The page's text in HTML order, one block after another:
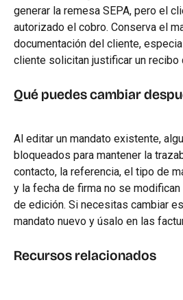
generar la remesa SEPA, pero el
autorizado el cobro. Conserva el
documentación del cliente,
cliente solicitan justificar un recibo
Qué puedes cambiar
Al editar un mandato existente,
bloqueados para mantener la
contacto, la referencia, el tipo de
y la fecha de firma no se
de edición. Si necesitas cambiar
mandato nuevo y úsalo en las
Recursos relacionados